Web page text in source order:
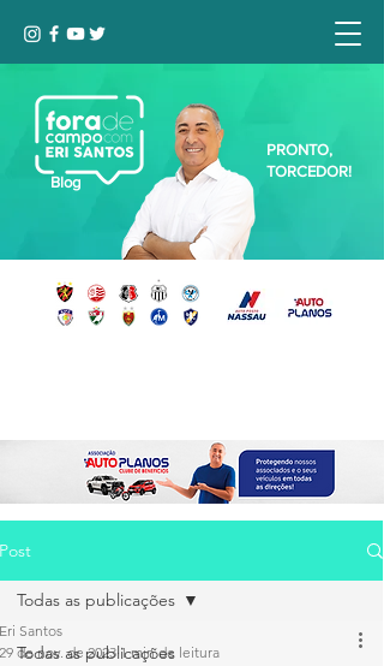
Blog
PRONTO,
TORCEDOR!
Post
Todas as publicações
Todas as publicações
Eri Santos
29 de nov. de 2023 1 min de leitura